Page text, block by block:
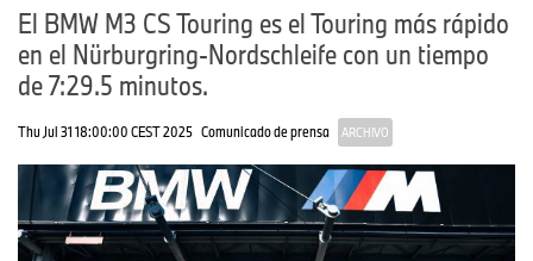
El BMW M3 CS Touring es el Touring más rápido
en el Nürburgring-Nordschleife con un tiempo
de 7:29.5 minutos.
Thu Jul 31 18:00:00 CEST 2025 Comunicado de prensa ARCHIVO